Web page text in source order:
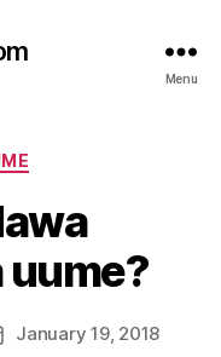
Menu
January 19, 2018